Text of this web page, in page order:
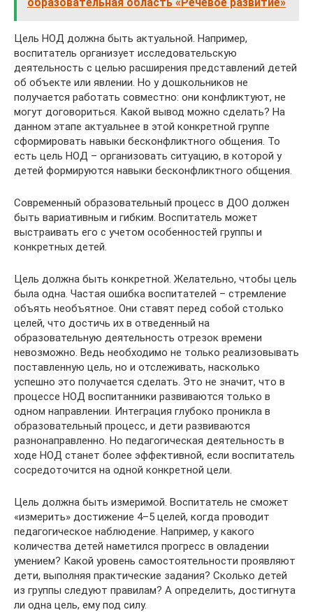
Цель НОД должна быть актуальной. Например,
воспитатель организует исследовательскую
деятельность с целью расширения представлений детей
об объекте или явлении. Но у дошкольников не
получается работать совместно: они конфликтуют, не
могут договориться. Какой вывод можно сделать? На
данном этапе актуальнее в этой конкретной группе
сформировать навыки бесконфликтного общения. То
есть цель НОД – организовать ситуацию, в которой у
детей формируются навыки бесконфликтного общения.
Современный образовательный процесс в ДОО должен
быть вариативным и гибким. Воспитатель может
выстраивать его с учетом особенностей группы и
конкретных детей.
Цель должна быть конкретной. Желательно, чтобы цель
была одна. Частая ошибка воспитателей – стремление
объять необъятное. Они ставят перед собой столько
целей, что достичь их в отведенный на
образовательную деятельность отрезок времени
невозможно. Ведь необходимо не только реализовывать
поставленную цель, но и отслеживать, насколько
успешно это получается сделать. Это не значит, что в
процессе НОД воспитанники развиваются только в
одном направлении. Интеграция глубоко проникла в
образовательный процесс, и дети развиваются
разнонаправленно. Но педагогическая деятельность в
ходе НОД станет более эффективной, если воспитатель
сосредоточится на одной конкретной цели.
Цель должна быть измеримой. Воспитатель не сможет
«измерить» достижение 4–5 целей, когда проводит
педагогическое наблюдение. Например, у какого
количества детей наметился прогресс в овладении
умением? Какой уровень самостоятельности проявляют
дети, выполняя практические задания? Сколько детей
из группы следуют правилам? А определить, достигнута
ли одна цель, ему под силу.